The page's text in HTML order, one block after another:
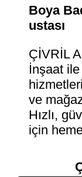
Boya
ustası
ÇİVRİL
İnşaat
ve
Hızlı,
için